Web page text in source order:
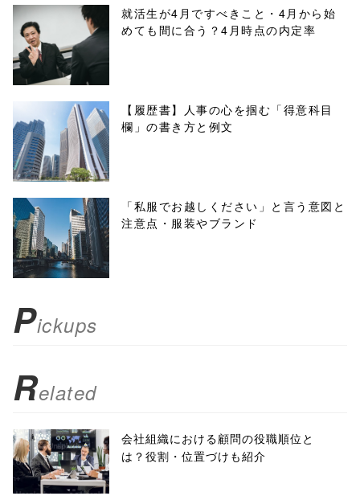
/1045131"
onclick="windo
w.open(this.hre
f, 'Gwindow',
'width=550,
height=450,
menubar=no,
toolbar=no,
scrollbars=yes'
false;"> シェア
就活生が4月ですべきこと・4月から始
めても間に合う？4月時点の内定率
【履歴書】人事の心を掴む「得意科目
欄」の書き方と例文
「私服でお越しください」と言う意図と
注意点・服装やブランド
Pickups
Related
会社組織における顧問の役職順位と
は？役割・位置づけも紹介